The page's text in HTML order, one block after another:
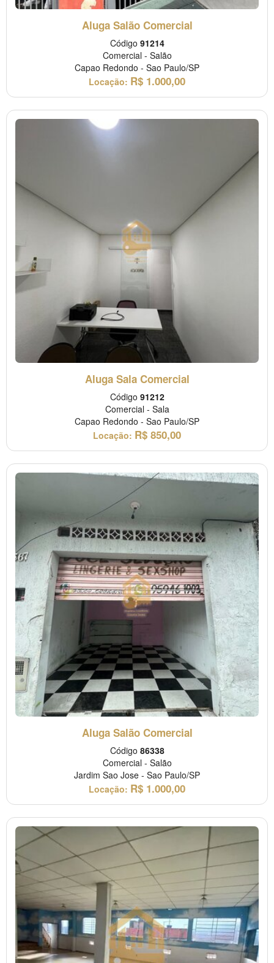
Aluga Salão Comercial
Código 91214
Comercial - Salão
Capao Redondo - Sao Paulo/SP
Locação: R$ 1.000,00
Aluga Sala Comercial
Código 91212
Comercial - Sala
Capao Redondo - Sao Paulo/SP
Locação: R$ 850,00
Aluga Salão Comercial
Código 86338
Comercial - Salão
Jardim Sao Jose - Sao Paulo/SP
Locação: R$ 1.000,00